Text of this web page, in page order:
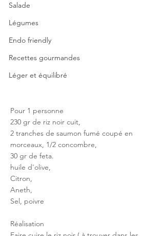
Salade
Légumes
Endo friendly
Recettes gourmandes
Léger et équilibré
Pour 1 personne
230 gr de riz noir cuit,
2 tranches de saumon fumé coupé en
morceaux, 1/2 concombre,
30 gr de feta.
huile d'olive,
Citron,
Aneth,
Sel, poivre
Réalisation